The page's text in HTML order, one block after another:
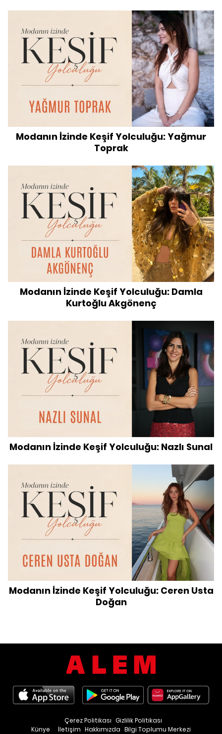
Modanın İzinde Keşif Yolculuğu: Yağmur
Toprak
Modanın İzinde Keşif Yolculuğu: Damla
Kurtoğlu Akgönenç
Modanın İzinde Keşif Yolculuğu: Nazlı Sunal
Modanın İzinde Keşif Yolculuğu: Ceren Usta
Doğan
Künye İletişim Hakkımızda Bilgi Toplumu Merkezi
Çerez Politikası Gizlilik Politikası